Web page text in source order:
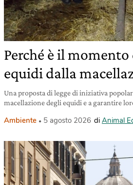
Perché è il
equidi dalla
Una proposta di legge di iniziativa
macellazione degli equidi e a garantire
Ambiente 5 agosto 2026 di Animal